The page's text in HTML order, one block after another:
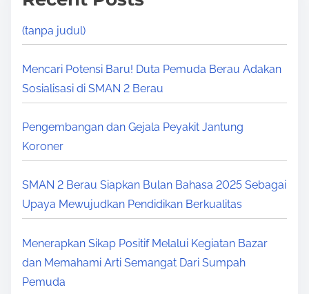
(tanpa judul)
Mencari Potensi Baru! Duta Pemuda Berau Adakan
Sosialisasi di SMAN 2 Berau
Pengembangan dan Gejala Peyakit Jantung
Koroner
SMAN 2 Berau Siapkan Bulan Bahasa 2025 Sebagai
Upaya Mewujudkan Pendidikan Berkualitas
Menerapkan Sikap Positif Melalui Kegiatan Bazar
dan Memahami Arti Semangat Dari Sumpah
Pemuda